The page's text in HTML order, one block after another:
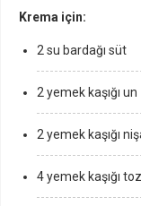
Krema için:
2 su bardağı süt
2 yemek kaşığı un
2 yemek kaşığı
4 yemek kaşığı